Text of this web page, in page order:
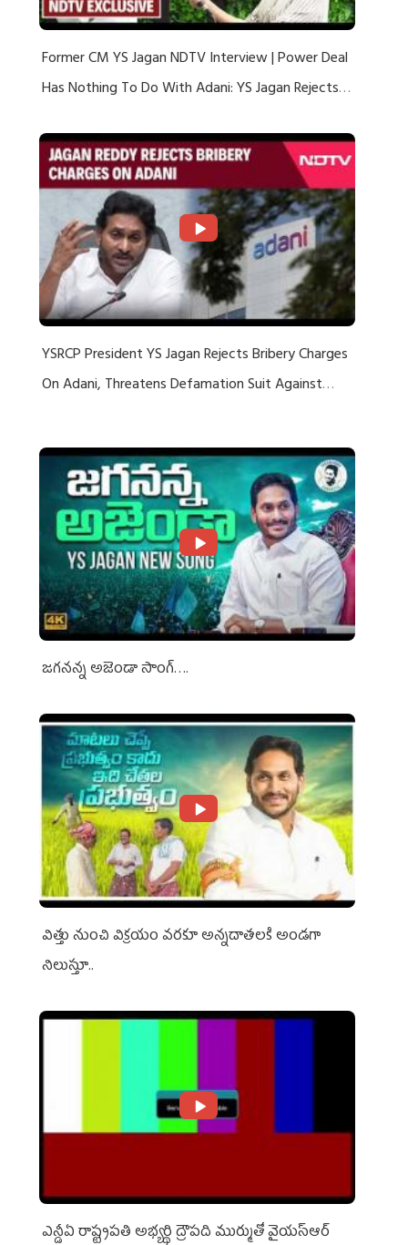
Former CM YS Jagan NDTV Interview | Power Deal
Has Nothing To Do With Adani: YS Jagan Rejects
YSRCP President YS Jagan Rejects Bribery Charges
On Adani, Threatens Defamation Suit Against
జగనన్న అజెండా సాంగ్….
విత్తు నుంచి విక్రయం వరకూ అన్నదాతలకి అండగా
నిలుస్తూ..
ఎన్డీఏ రాష్ట్ర‌ప‌తి అభ్య‌ర్థి ద్రౌప‌ది ముర్ముతో వైయ‌స్ఆర్